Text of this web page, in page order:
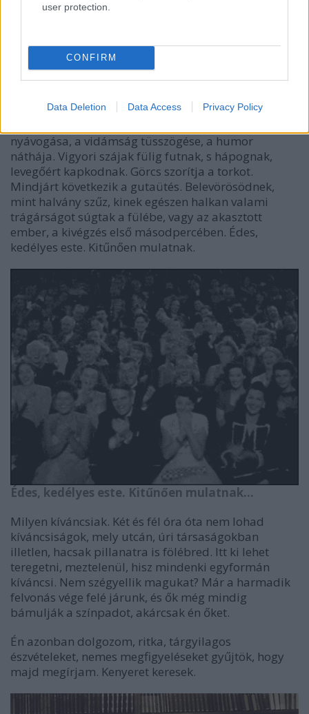
user protection.
CONFIRM
Data Deletion Data Access Privacy Policy
ökrendezés, röhögés skálája. Ez a kacaj úgy bugyog
ki ennek a fruskának száján-orrán, mint a szódavíz.
Micsoda köpködése és okádása a jókedvnek.
vinnyogás. Malacvisítás és disznóröfögés,
nyávogása, a vidámság tüsszögése, a humor
náthája. Vigyori szájak fülig futnak, s hápognak,
levegőért kapkodnak. Görcs szorítja a torkot.
Mindjárt következik a gutaütés. Belevörösödnek,
mint halvány szűz, kinek egészen halkan valami
trágárságot súgtak a fülébe, vagy az akasztott
ember, a kivégzés első másodpercében. Édes,
kedélyes este. Kitűnően mulatnak.
Édes, kedélyes este. Kitűnően mulatnak...
Milyen kíváncsiak. Két és fél óra óta nem lohad
kíváncsiságok, mely utcán, úri társaságokban
illetlen, hacsak pillanatra is fölébred. Itt ki lehet
teregetni, meztelenül, hisz mindenki egyformán
kíváncsi. Nem szégyellik magukat? Már a harmadik
felvonás vége felé járunk, és ők még mindig
bámulják a színpadot, akárcsak én őket.
Én azonban dolgozom, ritka, tárgyilagos
észvételeket, nemes megfigyeléseket gyűjtök, hogy
majd megírjam. Kenyeret keresek.